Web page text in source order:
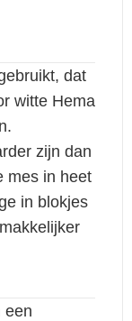
dat
witte Hema
mes in heet
in blokjes
een